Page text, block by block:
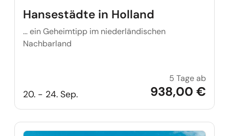
Hansestädte in Holland
… ein Geheimtipp im niederländischen
Nachbarland
20. - 24. Sep.
5 Tage ab
938,00 €